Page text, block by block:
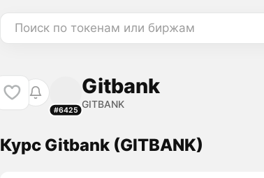
Поиск по токенам или биржам
#6425
Gitbank
GITBANK
Курс Gitbank (GITBANK)